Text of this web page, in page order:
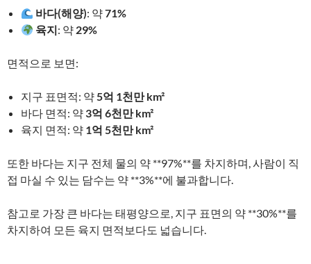
바다(해양): 약71%
육지: 약 29%
면적으로 보면:
지구 표면적: 약5억 1천만 km²
바다 면적: 약 3억 6천만 km²
육지 면적: 약 1억 5천만 km²
또한 바다는 지구 전체 물의 약 **97%**를 차지하며, 사람이 직
접 마실 수 있는 담수는 약 **3%**에 불과합니다.
참고로 가장 큰 바다는 태평양으로, 지구 표면의 약 **30%**를
차지하여 모든 육지 면적보다도 넓습니다.